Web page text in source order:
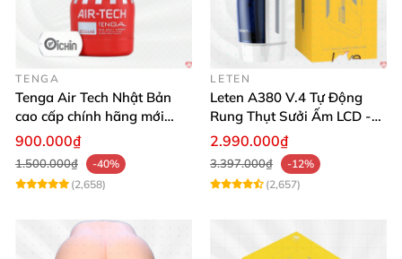
TENGA
Tenga Air Tech Nhật Bản
cao cấp chính hãng mới
seal giá tốt
900.000₫
1.500.000₫
-40%
(2,658)
LETEN
Leten A380 V.4 Tự Động
Rung Thụt Sưởi Ấm LCD -
Mua Ngay
2.990.000₫
3.397.000₫
-12%
(2,657)